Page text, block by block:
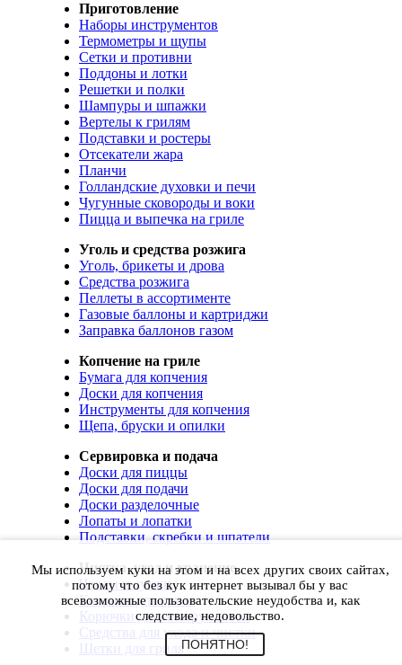
Приготовление
Наборы инструментов
Термометры и щупы
Сетки и противни
Поддоны и лотки
Решетки и полки
Шампуры и шпажки
Вертелы к грилям
Подставки и ростеры
Отсекатели жара
Планчи
Голландские духовки и печи
Чугунные сковороды и воки
Пицца и выпечка на гриле
Уголь и средства розжига
Уголь, брикеты и дрова
Средства розжига
Пеллеты в ассортименте
Газовые баллоны и картриджи
Заправка баллонов газом
Копчение на гриле
Бумага для копчения
Доски для копчения
Инструменты для копчения
Щепа, бруски и опилки
Сервировка и подача
Доски для пиццы
Доски для подачи
Доски разделочные
Лопаты и лопатки
Подставки, скребки и шпатели
Чистка, уход и хранение
Чехлы и сумки
Коврики для гриля
Корючки для инструментов
Средства для ухода и чистки
Щетки для гриля
Мы используем куки на этом и на всех других своих сайтах,
потому что без кук интернет вызывал бы у вас
всевозможные пользовательские неудобства и, как
следствие, недовольство.
ПОНЯТНО!